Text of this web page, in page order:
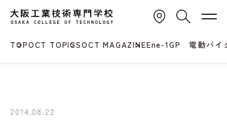
TOPOCT TOPICSOCT MAGAZINEEne-1GP 電動バイ
2014.08.22